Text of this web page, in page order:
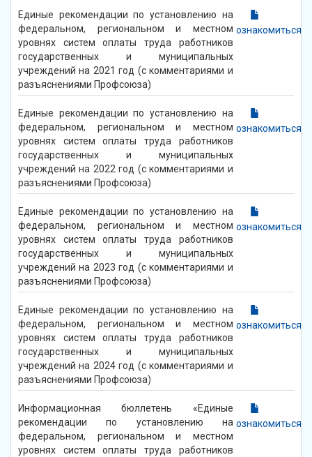
Единые рекомендации по установлению на
федеральном, региональном и местном
уровнях систем оплаты труда работников
государственных и муниципальных
учреждений на 2021 год (с комментариями и
разъяснениями Профсоюза)
ознакомиться
Единые рекомендации по установлению на
федеральном, региональном и местном
уровнях систем оплаты труда работников
государственных и муниципальных
учреждений на 2022 год (с комментариями и
разъяснениями Профсоюза)
ознакомиться
Единые рекомендации по установлению на
федеральном, региональном и местном
уровнях систем оплаты труда работников
государственных и муниципальных
учреждений на 2023 год (с комментариями и
разъяснениями Профсоюза)
ознакомиться
Единые рекомендации по установлению на
федеральном, региональном и местном
уровнях систем оплаты труда работников
государственных и муниципальных
учреждений на 2024 год (с комментариями и
разъяснениями Профсоюза)
ознакомиться
Информационная бюллетень «Единые
рекомендации по установлению на
федеральном, региональном и местном
уровнях систем оплаты труда работников
ознакомиться